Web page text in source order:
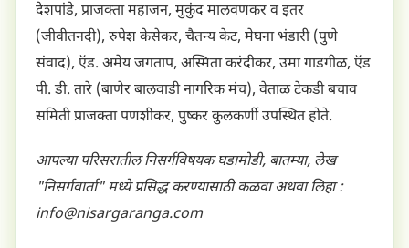
देशपांडे, प्राजक्ता महाजन, मुकुंद मालवणकर व इतर
(जीवीतनदी), रुपेश केसेकर, चैतन्य केट, मेघना भंडारी (पुणे
संवाद), ऍड. अमेय जगताप, अस्मिता करंदीकर, उमा गाडगीळ, ऍड
पी. डी. तारे (बाणेर बालवाडी नागरिक मंच), वेताळ टेकडी बचाव
समिती प्राजक्ता पणशीकर, पुष्कर कुलकर्णी उपस्थित होते.
आपल्या परिसरातील निसर्गविषयक घडामोडी, बातम्या, लेख
"निसर्गवार्ता" मध्ये प्रसिद्ध करण्यासाठी कळवा अथवा लिहा :
info@nisargaranga.com